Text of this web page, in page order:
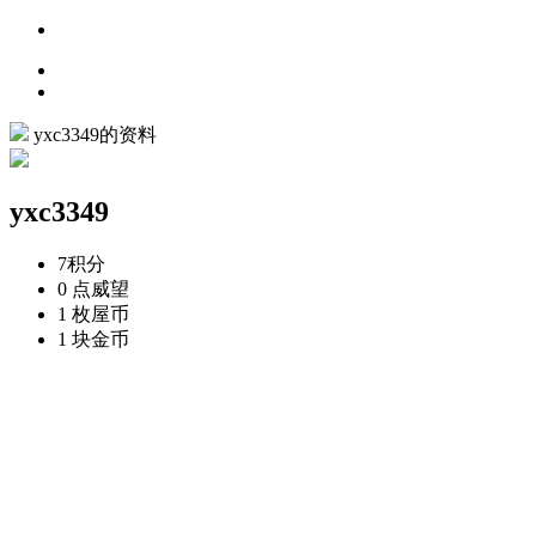
yxc3349的资料
yxc3349
7积分
0 点威望
1 枚屋币
1 块金币